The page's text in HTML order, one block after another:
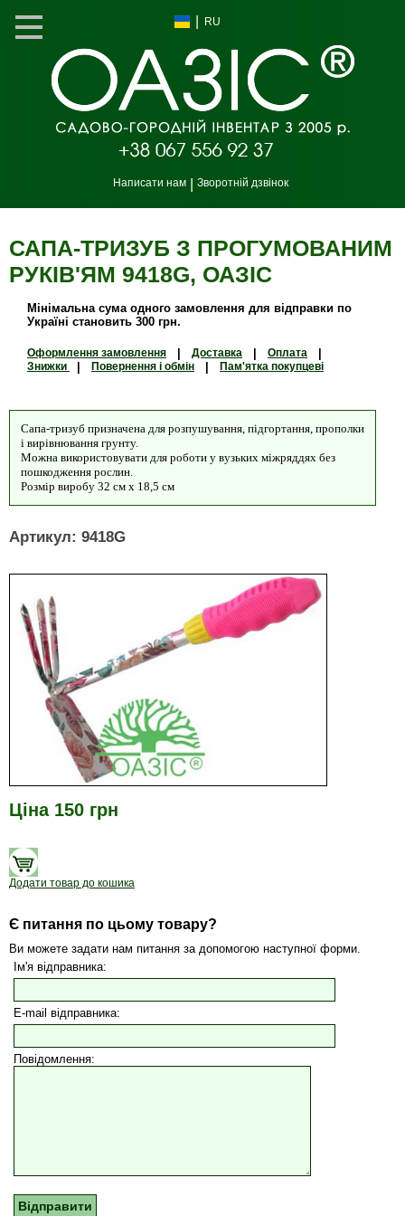
RU
Написати нам Зворотній дзвінок
САПА-ТРИЗУБ З ПРОГУМОВАНИМ
РУКІВ'ЯМ 9418G, ОАЗIС
Мінімальна сума одного замовлення для відправки по
Україні становить 300 грн.
Оформлення замовлення Доставка Оплата
Знижки Повернення і обмін Пам'ятка покупцеві
Сапа-тризуб призначена для розпушування, підгортання, прополки
і вирівнювання грунту.
Можна використовувати для роботи у вузьких міжряддях без
пошкодження рослин.
Розмір виробу 32 см х 18,5 см
Артикул: 9418G
Ціна 150 грн
Додати товар до кошика
Є питання по цьому товару?
Ви можете задати нам питання за допомогою наступної форми.
Ім'я відправника:
E-mail відправника:
Повідомлення: